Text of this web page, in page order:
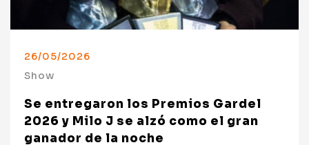
26/05/2026
Show
Se entregaron los Premios Gardel
2026 y Milo J se alzó como el gran
ganador de la noche